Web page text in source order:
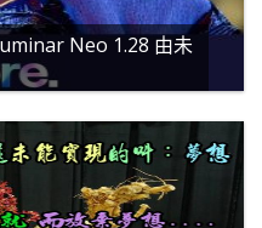
Neo 1.28 由未